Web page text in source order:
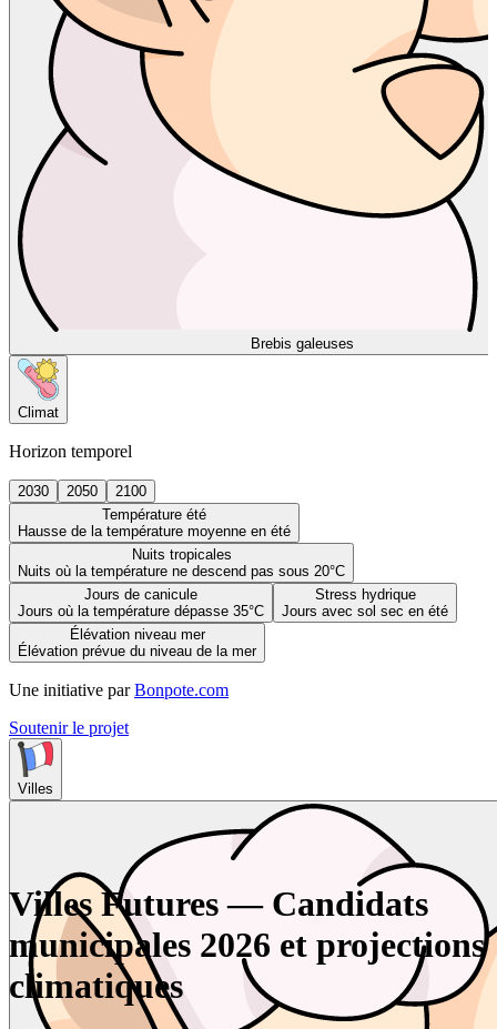
Brebis galeuses
Climat
Horizon temporel
2030 2050
2100
Température été
Hausse de la température moyenne en été
Nuits tropicales
Nuits où la température ne descend pas sous 20°C
Jours de canicule
Jours où la température dépasse 35°C
Stress hydrique
Jours avec sol sec en été
Élévation niveau mer
Élévation prévue du niveau de la mer
Une initiative par Bonpote.com
Soutenir le projet
Villes
Villes Futures — Candidats
municipales 2026 et projections
climatiques